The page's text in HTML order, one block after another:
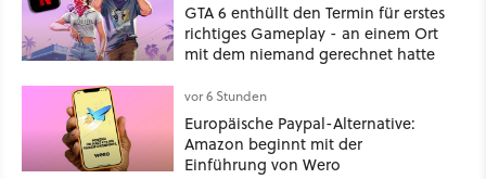
GTA 6 enthüllt den Termin für erstes
richtiges Gameplay - an einem Ort
mit dem niemand gerechnet hatte
vor 6 Stunden
Europäische Paypal-Alternative:
Amazon beginnt mit der
Einführung von Wero